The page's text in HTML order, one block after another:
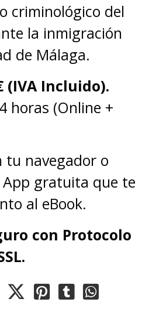
criminológico del
la inmigración
de Málaga.
(IVA Incluido).
horas (Online +
tu navegador o
gratuita que te
al eBook.
con Protocolo